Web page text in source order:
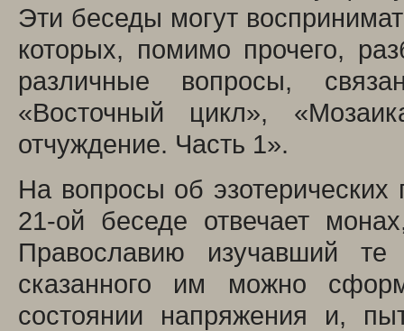
Эти беседы могут
которых, помимо прочего,
различные вопросы,
«Восточный цикл»,
отчуждение. Часть 1».
На вопросы об эзотерических
21-ой беседе отвечает
Православию изучавший те
сказанного им можно
состоянии напряжения и,